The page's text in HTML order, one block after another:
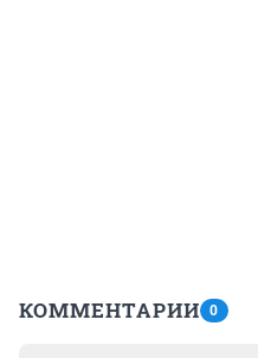
КОММЕНТАРИИ 0